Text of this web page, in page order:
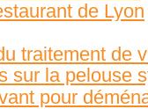
de Lyon
traitement de
sur la pelouse
pour